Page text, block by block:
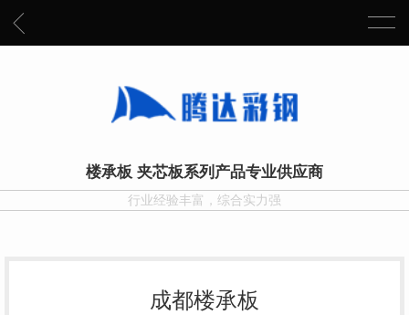
楼承板 夹芯板系列产品专业供应商
行业经验丰富，综合实力强
成都楼承板